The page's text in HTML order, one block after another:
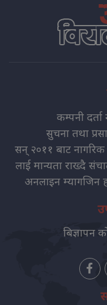
कम्पनी
सुचना तथा
सन् २०११ बाट
लाई मान्यता राख्दै
अनलाइन म्यागजिन
बिज्ञापन